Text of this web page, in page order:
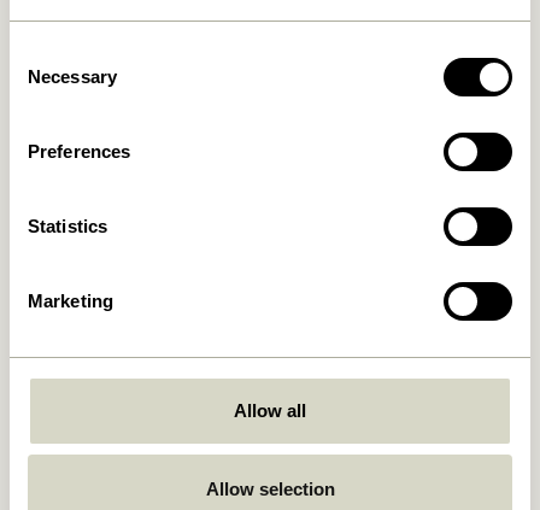
Selection
Necessary
Preferences
Statistics
Marketing
Allow all
Allow selection
749,00kr.
BringMe Lampe portative